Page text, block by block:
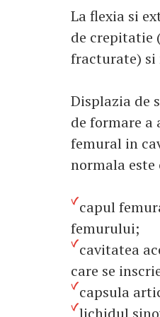
La flexia si
de crepitatie
fracturate) si
Displazia de
de formare
femural in
normala
capul
femurului;
cavitatea
care se
capsula
lichidul